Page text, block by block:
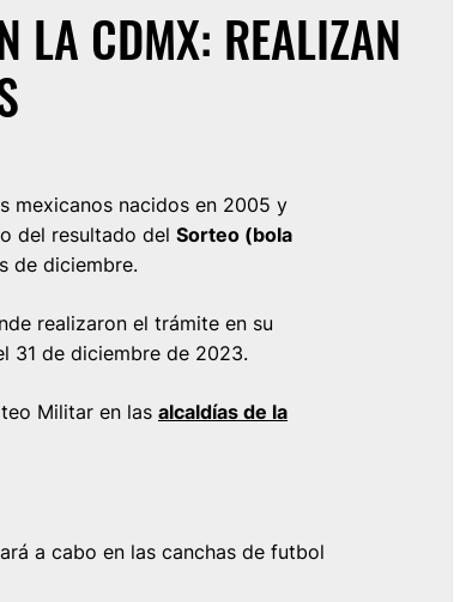
LA CDMX: REALIZAN
mexicanos nacidos en 2005 y
del resultado del Sorteo (bola
de diciembre.
realizaron el trámite en su
31 de diciembre de 2023.
Militar en las alcaldías de la
a cabo en las canchas de futbol